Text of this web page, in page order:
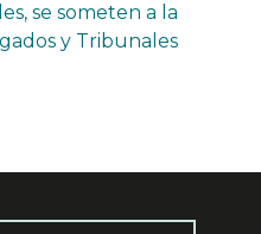
se someten a la
y Tribunales